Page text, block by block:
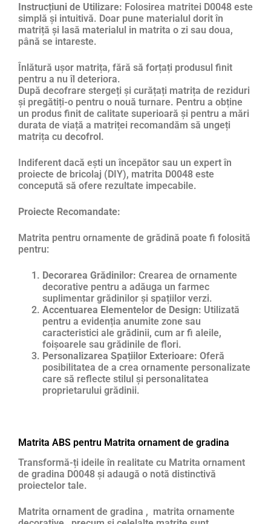
Instrucțiuni de Utilizare: Folosirea matritei D0048 este
simplă și intuitivă. Doar pune materialul dorit în
matriță și lasă materialul in matrita o zi sau doua,
până se intareste.
Înlătură ușor matrița, fără să forțați produsul finit
pentru a nu îl deteriora.
După decofrare stergeți și curățați matrița de reziduri
și pregătiți-o pentru o nouă turnare. Pentru a obține
un produs finit de calitate superioară și pentru a mări
durata de viață a matriței recomandăm să ungeți
matrița cu decofrol.
Indiferent dacă ești un începător sau un expert în
proiecte de bricolaj (DIY), matrita D0048 este
concepută să ofere rezultate impecabile.
Proiecte Recomandate:
Matrita pentru ornamente de grădină poate fi folosită
pentru:
Decorarea Grădinilor: Crearea de ornamente
decorative pentru a adăuga un farmec
suplimentar grădinilor și spațiilor verzi.
Accentuarea Elementelor de Design: Utilizată
pentru a evidenția anumite zone sau
caracteristici ale grădinii, cum ar fi aleile,
foișoarele sau grădinile de flori.
Personalizarea Spațiilor Exterioare: Oferă
posibilitatea de a crea ornamente personalizate
care să reflecte stilul și personalitatea
proprietarului grădinii.
Matrita ABS pentru Matrita ornament de gradina
Transformă-ți ideile în realitate cu Matrita ornament
de gradina D0048 și adaugă o notă distinctivă
proiectelor tale.
Matrita ornament de gradina , matrita ornamente